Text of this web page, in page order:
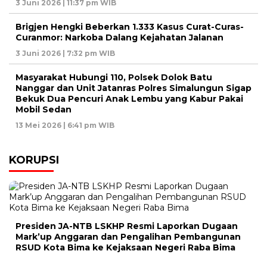
3 Juni 2026 | 11:37 pm WIB
Brigjen Hengki Beberkan 1.333 Kasus Curat-Curas-
Curanmor: Narkoba Dalang Kejahatan Jalanan
3 Juni 2026 | 7:32 pm WIB
Masyarakat Hubungi 110, Polsek Dolok Batu
Nanggar dan Unit Jatanras Polres Simalungun Sigap
Bekuk Dua Pencuri Anak Lembu yang Kabur Pakai
Mobil Sedan
13 Mei 2026 | 6:41 pm WIB
KORUPSI
Presiden JA-NTB LSKHP Resmi Laporkan Dugaan
Mark’up Anggaran dan Pengalihan Pembangunan
RSUD Kota Bima ke Kejaksaan Negeri Raba Bima